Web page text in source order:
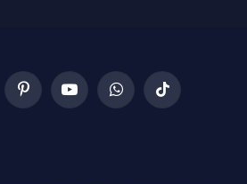
PinterestYouTubeWhatsAppTikTok